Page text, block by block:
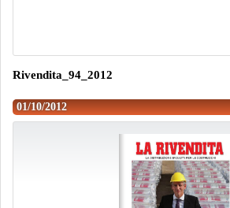
Rivendita_94_2012
01/10/2012